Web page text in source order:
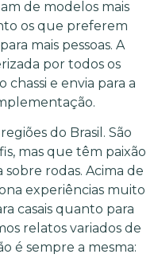
de modelos mais
os que preferem
mais pessoas. A
por todos os
e envia para a
do Brasil. São
mas que têm paixão
rodas. Acima de
experiências muito
casais quanto para
relatos variados de
é sempre a mesma: